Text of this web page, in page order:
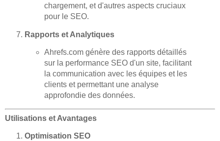
chargement, et d'autres aspects cruciaux
pour le SEO.
Rapports et Analytiques
Ahrefs.com génère des rapports détaillés
sur la performance SEO d'un site, facilitant
la communication avec les équipes et les
clients et permettant une analyse
approfondie des données.
Utilisations et Avantages
Optimisation SEO